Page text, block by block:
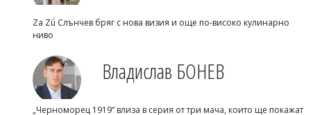
Za Zú Слънчев бряг с нова визия и още по-високо кулинарно
ниво
Владислав БОНЕВ
„Черноморец 1919“ влиза в серия от три мача, които ще покажат